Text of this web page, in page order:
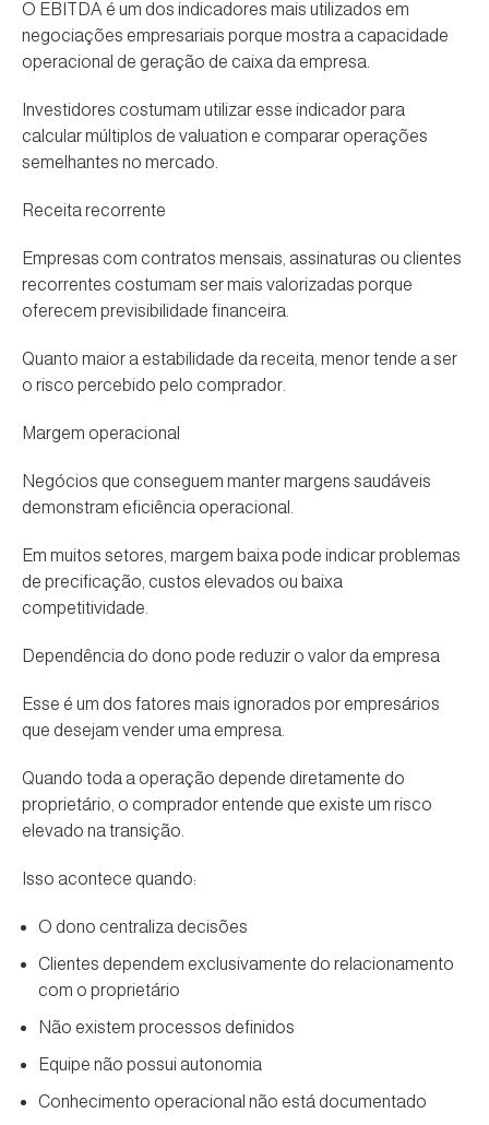
O EBITDA é um dos indicadores mais utilizados em
negociações empresariais porque mostra a capacidade
operacional de geração de caixa da empresa.
Investidores costumam utilizar esse indicador para
calcular múltiplos de valuation e comparar operações
semelhantes no mercado.
Receita recorrente
Empresas com contratos mensais, assinaturas ou clientes
recorrentes costumam ser mais valorizadas porque
oferecem previsibilidade financeira.
Quanto maior a estabilidade da receita, menor tende a ser
o risco percebido pelo comprador.
Margem operacional
Negócios que conseguem manter margens saudáveis
demonstram eficiência operacional.
Em muitos setores, margem baixa pode indicar problemas
de precificação, custos elevados ou baixa
competitividade.
Dependência do dono pode reduzir o valor da empresa
Esse é um dos fatores mais ignorados por empresários
que desejam vender uma empresa.
Quando toda a operação depende diretamente do
proprietário, o comprador entende que existe um risco
elevado na transição.
Isso acontece quando:
O dono centraliza decisões
Clientes dependem exclusivamente do relacionamento
com o proprietário
Não existem processos definidos
Equipe não possui autonomia
Conhecimento operacional não está documentado